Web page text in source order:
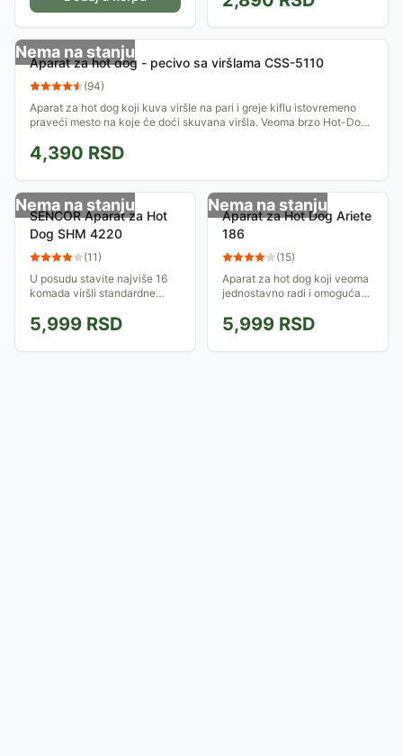
Nema na stanju
Aparat za hot dog - pecivo sa viršlama CSS-5110
(94)
Aparat za hot dog koji kuva viršle na pari i greje kiflu istovremeno
praveći mesto na koje će doći skuvana viršla. Veoma brzo Hot-Dog
4,390 RSD
Nema na stanju
SENCOR Aparat za Hot
Dog SHM 4220
(11)
U posudu stavite najviše 16
komada viršli standardne
pržiti 2 peciva. Tačno vreme
grejanja zavisi od toga kako
su viršle...
5,999 RSD
Nema na stanju
Aparat za Hot Dog Ariete
186
(15)
Aparat za hot dog koji veoma
jednostavno radi i omogućava
sa sveže kuvanim viršlama i
toplim kiflama.
5,999 RSD